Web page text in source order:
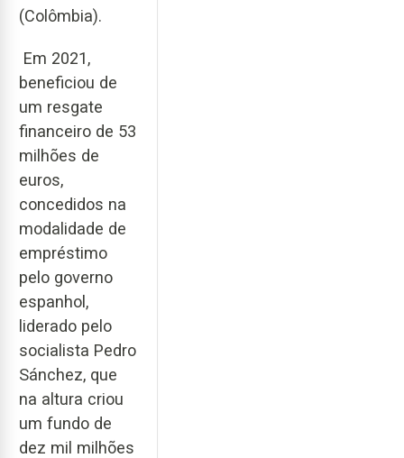
(Colômbia).
Em 2021,
beneficiou de
um resgate
financeiro de 53
milhões de
euros,
concedidos na
modalidade de
empréstimo
pelo governo
espanhol,
liderado pelo
socialista Pedro
Sánchez, que
na altura criou
um fundo de
dez mil milhões